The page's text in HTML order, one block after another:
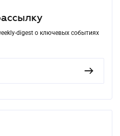
digest о ключевых событиях